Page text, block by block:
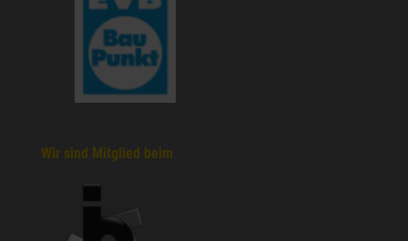
Wir sind Mitglied beim